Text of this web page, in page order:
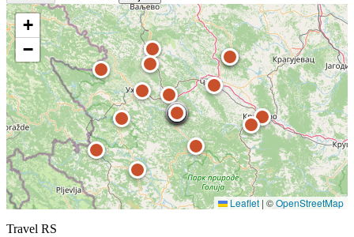
+
−
Leaflet | ©OpenStreetMap
Travel RS